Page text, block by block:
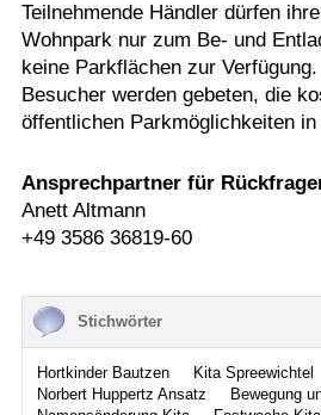
Teilnehmende Händler dürfen
Wohnpark nur zum Be- und
keine Parkflächen zur
Besucher werden gebeten, die
öffentlichen Parkmöglichkeiten
Ansprechpartner für
Anett Altmann
+49 3586 36819-60
Stichwörter
Hortkinder Bautzen
Kita Spreewichtel
Norbert Huppertz Ansatz
Bewegung